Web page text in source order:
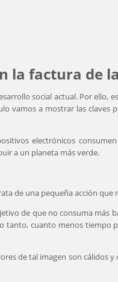
la factura de
social actual. Por ello,
vamos a mostrar las claves
electrónicos
a un planeta más verde.
de una pequeña acción que
de que no consuma más
tanto, cuanto menos tiempo
de tal imagen son cálidos y